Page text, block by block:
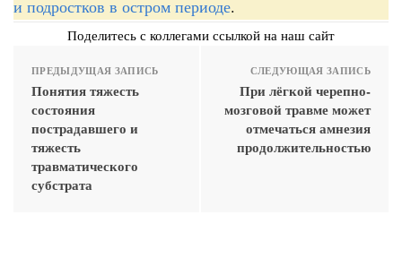
и подростков в остром периоде.
Поделитесь с коллегами ссылкой на наш сайт
ПРЕДЫДУЩАЯ ЗАПИСЬ
Понятия тяжесть
состояния
пострадавшего и
тяжесть
травматического
субстрата
СЛЕДУЮЩАЯ ЗАПИСЬ
При лёгкой черепно-
мозговой травме может
отмечаться амнезия
продолжительностью